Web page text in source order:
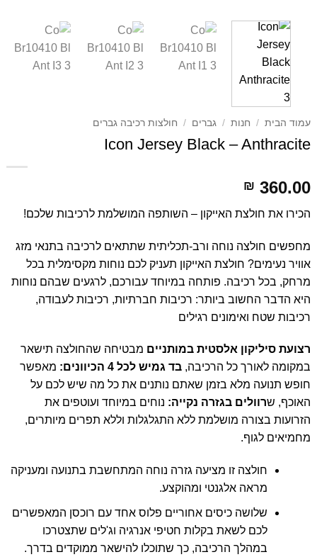
עמוד הבית / חנות / גברים / חולצות רכיבה גברים
Icon Jersey Black – Anthracite
₪ 360.00
הכירו את חולצת האייקון – השותפה המושלמת לרכיבות שלכם!
מחפשים חולצה נוחה ורב-תכליתית שתתאים לרכיבה בתנאי מזג
אוויר נעימים? חולצת האייקון תעניק לכם נוחות מקסימלית בכל
מרחק, בכל רכיבה. פותחה במיוחד עבורכם, לרגעים שבהם נוחות
היא הדבר החשוב ביותר: רכיבות חברתיות, רכיבות לעבודה,
רכיבות שטח ואימונים רגילים
רצועת סיליקון אלסטית במותניים מבטיחה שהחולצה תישאר
במקומה לאורך כל הרכיבה, בד גמיש לכל 4 הכיוונים : מאפשר
חופש תנועה מלא בזמן שאתם נותנים את כל מה שיש לכם על
האוכף, שרוולים בגזרה נקייה: נוחים במיוחד ועוטפים את
הזרועות בצורה מושלמת ללא התגלגלות וללא תפרים מיותרים,
מחמיאים לגוף.
חולצה זו מציעה גזרה נוחה המתחשבת בתנועה ומעניקה
מראה אלגנטי ומהוקצע.
שלושה כיסים אחוריים פלוס אחד עם רוכסן המאפשרים
לכם לשאת בקלות חטיפי אנרגיה וג'לים שתצטרכו
במהלך הרכיבה, כך שתוכלו להישאר ממוקדים בדרך.